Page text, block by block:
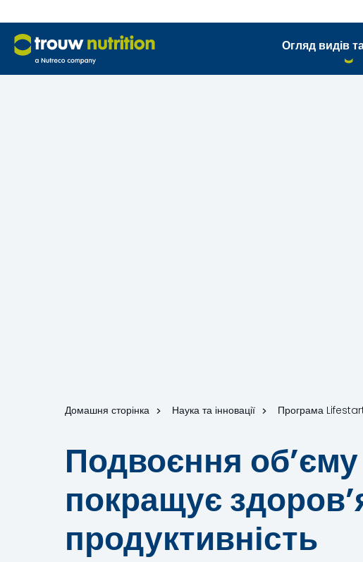
Огляд видів
Домашня сторінка Наука та інновації Програма
Подвоєння
покращує
продуктивність